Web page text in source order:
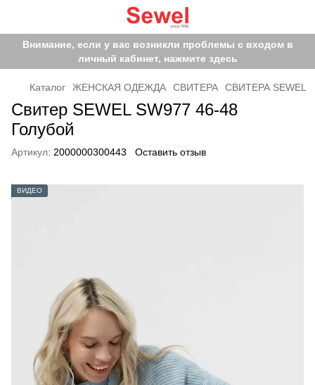
Внимание, если у вас возникли проблемы с входом в
личный кабинет, нажмите здесь
Каталог ЖЕНСКАЯ ОДЕЖДА СВИТЕРА СВИТЕРА SEWEL
Свитер SEWEL SW977 46-48
Голубой
Артикул: 2000000300443 Оставить отзыв
ВИДЕО